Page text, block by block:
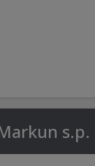
s.p.